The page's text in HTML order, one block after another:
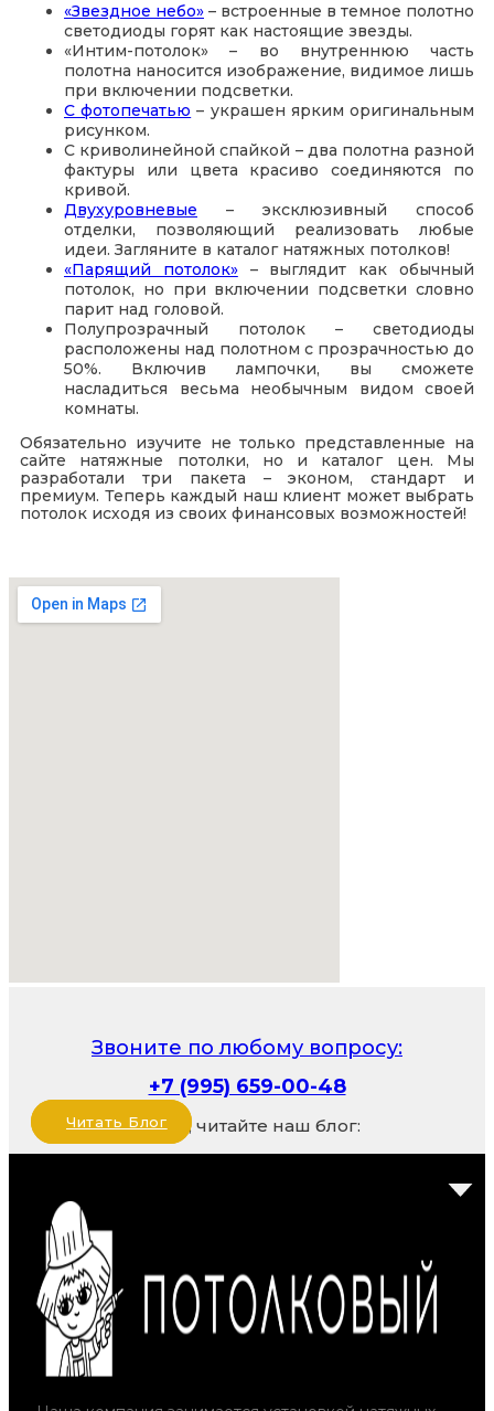
«Звездное небо» – встроенные в темное полотно
светодиоды горят как настоящие звезды.
«Интим-потолок» – во внутреннюю часть
полотна наносится изображение, видимое лишь
при включении подсветки.
С фотопечатью – украшен ярким оригинальным
рисунком.
С криволинейной спайкой – два полотна разной
фактуры или цвета красиво соединяются по
кривой.
Двухуровневые – эксклюзивный способ
отделки, позволяющий реализовать любые
идеи. Загляните в каталог натяжных потолков!
«Парящий потолок»– выглядит как обычный
потолок, но при включении подсветки словно
парит над головой.
Полупрозрачный потолок – светодиоды
расположены над полотном с прозрачностью до
50%. Включив лампочки, вы сможете
насладиться весьма необычным видом своей
комнаты.
Обязательно изучите не только представленные на
сайте натяжные потолки, но и каталог цен. Мы
разработали три пакета – эконом, стандарт и
премиум. Теперь каждый наш клиент может выбрать
потолок исходя из своих финансовых возможностей!
Звоните по любому вопросу:
+7 (995) 659-00-48
Также, читайте наш блог:
Читать Блог